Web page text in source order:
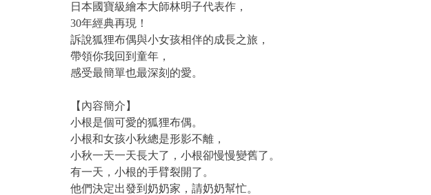
日本國寶級繪本大師林明子代表作，
30年經典再現！
訴說狐狸布偶與小女孩相伴的成長之旅，
帶領你我回到童年，
感受最簡單也最深刻的愛。
【內容簡介】
小根是個可愛的狐狸布偶。
小根和女孩小秋總是形影不離，
小秋一天一天長大了，小根卻慢慢變舊了。
有一天，小根的手臂裂開了。
他們決定出發到奶奶家，請奶奶幫忙。